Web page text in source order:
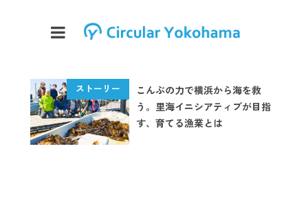
こんぶの力で横浜から海を救
う。里海イニシアティブが目指
す、育てる漁業とは